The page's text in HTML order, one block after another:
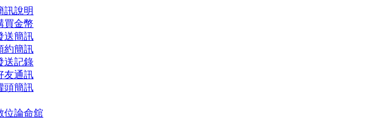
訊說明
買金幣
送簡訊
約簡訊
送記錄
友通訊
頭簡訊
位論命舘